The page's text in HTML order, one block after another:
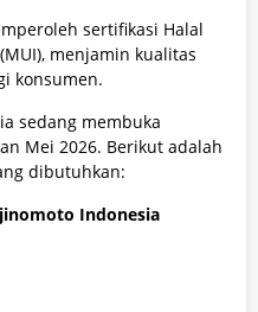
sertifikasi Halal
menjamin kualitas
konsumen​.
sedang membuka
Mei 2026. Berikut adalah
dibutuhkan:
Indonesia